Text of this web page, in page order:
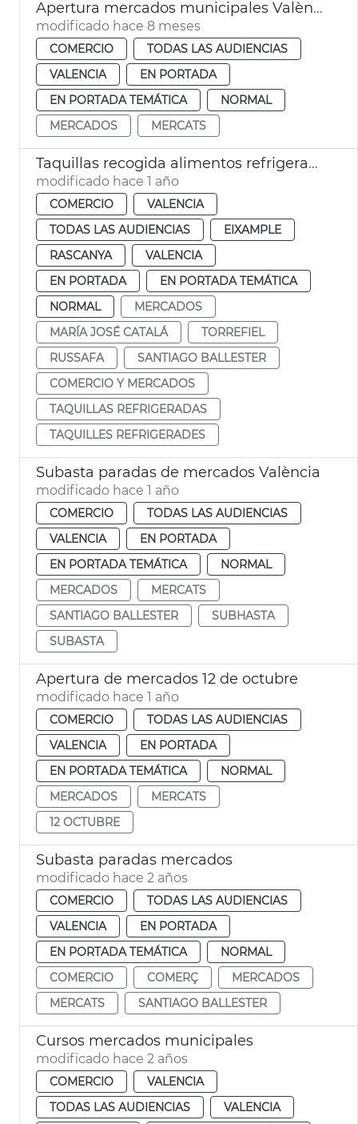
Apertura mercados municipales València Día de la Constitución
modificado hace 8 meses
COMERCIO
TODAS LAS AUDIENCIAS
VALENCIA
EN PORTADA
EN PORTADA TEMÁTICA
NORMAL
MERCADOS
MERCATS
Taquillas recogida alimentos refrigerados mercados Russafa Torrefiel
modificado hace 1 año
COMERCIO
VALENCIA
TODAS LAS AUDIENCIAS
EIXAMPLE
RASCANYA
VALENCIA
EN PORTADA
EN PORTADA TEMÁTICA
NORMAL
MERCADOS
MARÍA JOSÉ CATALÁ
TORREFIEL
RUSSAFA
SANTIAGO BALLESTER
COMERCIO Y MERCADOS
TAQUILLAS REFRIGERADAS
TAQUILLES REFRIGERADES
Subasta paradas de mercados València
modificado hace 1 año
COMERCIO
TODAS LAS AUDIENCIAS
VALENCIA
EN PORTADA
EN PORTADA TEMÁTICA
NORMAL
MERCADOS
MERCATS
SANTIAGO BALLESTER
SUBHASTA
SUBASTA
Apertura de mercados 12 de octubre
modificado hace 1 año
COMERCIO
TODAS LAS AUDIENCIAS
VALENCIA
EN PORTADA
EN PORTADA TEMÁTICA
NORMAL
MERCADOS
MERCATS
12 OCTUBRE
Subasta paradas mercados
modificado hace 2 años
COMERCIO
TODAS LAS AUDIENCIAS
VALENCIA
EN PORTADA
EN PORTADA TEMÁTICA
NORMAL
COMERCIO
COMERÇ
MERCADOS
MERCATS
SANTIAGO BALLESTER
Cursos mercados municipales
modificado hace 2 años
COMERCIO
VALENCIA
TODAS LAS AUDIENCIAS
VALENCIA